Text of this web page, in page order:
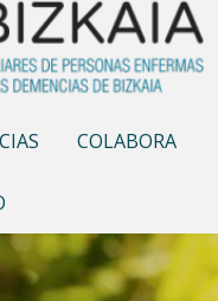
COLABORA